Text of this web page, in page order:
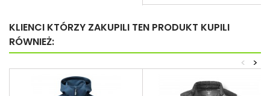
KLIENCI KTÓRZY ZAKUPILI TEN PRODUKT KUPILI
RÓWNIEŻ:
>
<